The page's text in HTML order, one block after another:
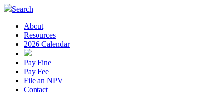
Search
About
Resources
2026 Calendar
Pay Fine
Pay Fee
File an NPV
Contact